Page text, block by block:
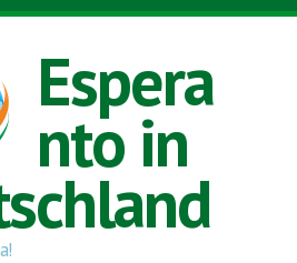
Espera
nto in